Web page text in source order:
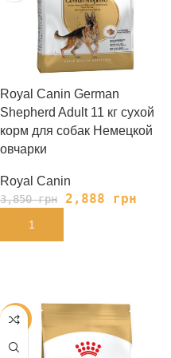
Royal Canin German
Shepherd Adult 11 кг сухой
корм для собак Немецкой
овчарки
Royal Canin
3,850грн 2,888 грн
В КОРЗИНУ
-24%